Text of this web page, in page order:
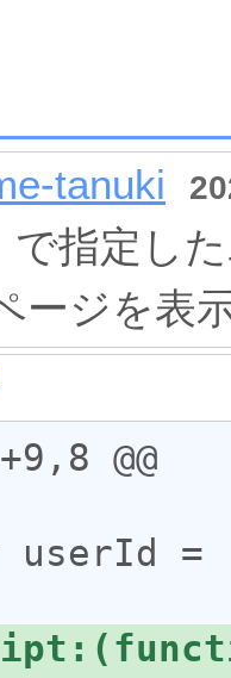
tanuki
で指定し
ージを表
@@